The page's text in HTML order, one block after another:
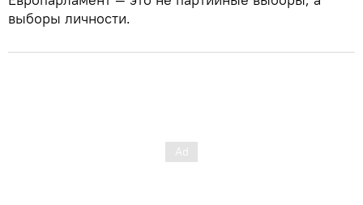
выборы личности.